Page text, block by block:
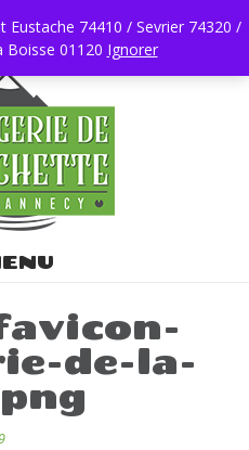
Eustache 74410 / Sevrier 74320 /
Boisse 01120 Ignorer
de-la-